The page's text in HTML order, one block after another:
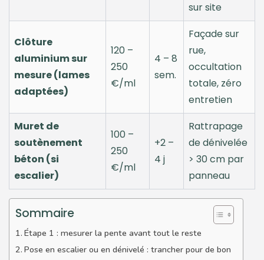
sur site
Clôture
aluminium sur
mesure (lames
adaptées)
120 –
250
€/ml
4 – 8
sem.
Façade sur
rue,
occultation
totale, zéro
entretien
Muret de
soutènement
béton (si
escalier)
100 –
250
€/ml
+2 –
4 j
Rattrapage
de dénivelée
> 30 cm par
panneau
Sommaire
Étape 1 : mesurer la pente avant tout le reste
Pose en escalier ou en dénivelé : trancher pour de bon